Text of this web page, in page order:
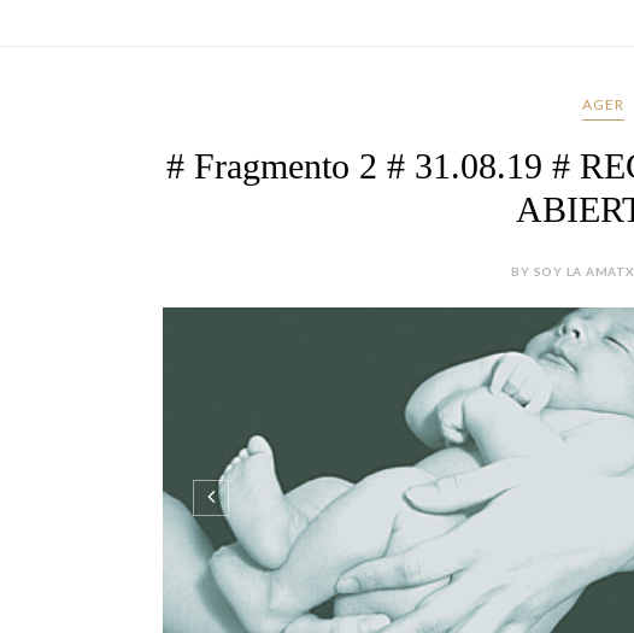
AGER
# Fragmento 2 # 31.08.19 #
BY SOY LA
Una de los momentos que no esperas cuando has perdido a
inimaginables las emociones que se dan a un mismo tiempo;
alegría, porque un nacimiento con final feliz es siempre
nostalgia, el...
CONTINUE